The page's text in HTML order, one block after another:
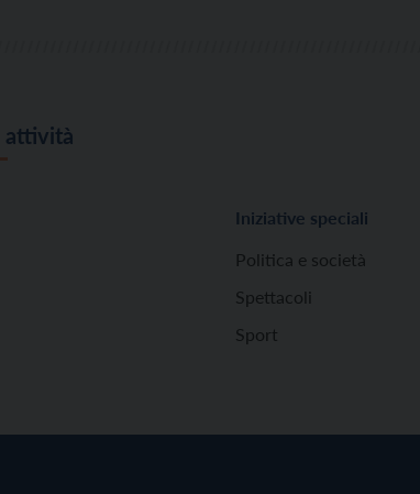
attività
Iniziative speciali
Politica e società
Spettacoli
Sport